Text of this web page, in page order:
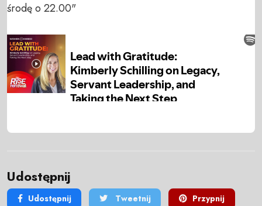
środę o 22.00"
Udostępnij
Udostępnij Tweetnij Przypnij